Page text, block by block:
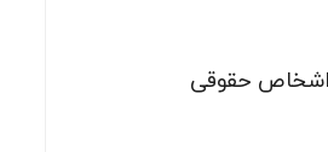
اشخاص حقوقی